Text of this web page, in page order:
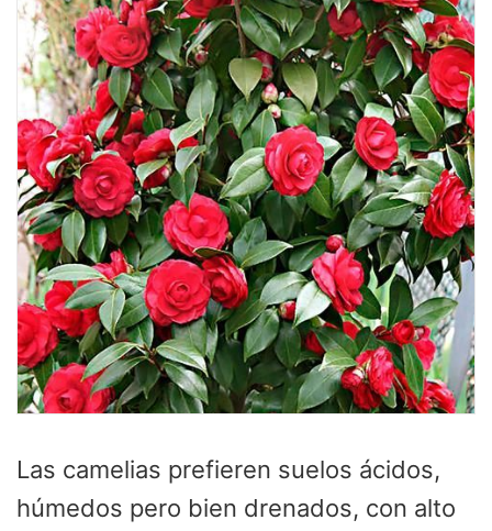
Las camelias prefieren suelos ácidos,
húmedos pero bien drenados, con alto